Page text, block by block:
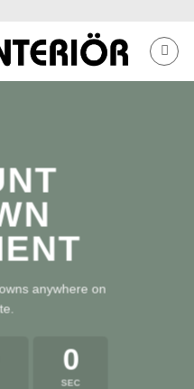
anywhere on
0
SEC